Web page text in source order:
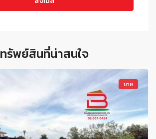
ทรัพย์สินที่น่าสนใจ
ขาย